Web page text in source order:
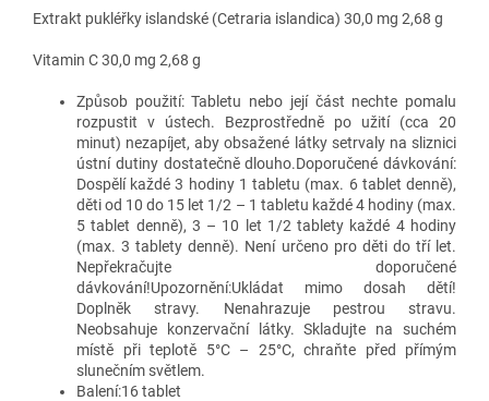
Extrakt pukléřky islandské (Cetraria islandica) 30,0 mg 2,68 g
Vitamin C 30,0 mg 2,68 g
Způsob použití: Tabletu nebo její část nechte pomalu
rozpustit v ústech. Bezprostředně po užití (cca 20
minut) nezapíjet, aby obsažené látky setrvaly na sliznici
ústní dutiny dostatečně dlouho.Doporučené dávkování:
Dospělí každé 3 hodiny 1 tabletu (max. 6 tablet denně),
děti od 10 do 15 let 1/2 – 1 tabletu každé 4 hodiny (max.
5 tablet denně), 3 – 10 let 1/2 tablety každé 4 hodiny
(max. 3 tablety denně). Není určeno pro děti do tří let.
Nepřekračujte doporučené
dávkování!Upozornění:Ukládat mimo dosah dětí!
Doplněk stravy. Nenahrazuje pestrou stravu.
Neobsahuje konzervační látky. Skladujte na suchém
místě při teplotě 5°C – 25°C, chraňte před přímým
slunečním světlem.
Balení:16 tablet